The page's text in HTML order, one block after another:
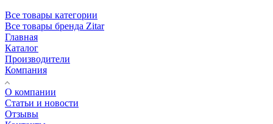
Все товары категории
Все товары бренда Zitar
Главная
Каталог
Производители
Компания
О компании
Статьи и новости
Отзывы